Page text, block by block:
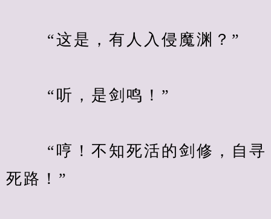
“这是，有人入侵魔渊？”
“听，是剑鸣！”
“哼！不知死活的剑修，自寻
死路！”